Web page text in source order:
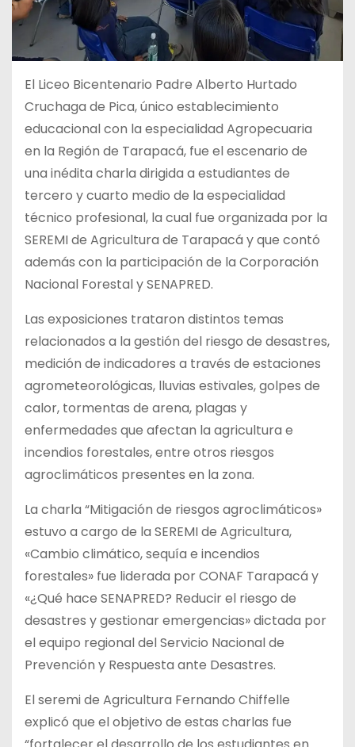
El Liceo Bicentenario Padre Alberto Hurtado
Cruchaga de Pica, único establecimiento
educacional con la especialidad Agropecuaria
en la Región de Tarapacá, fue el escenario de
una inédita charla dirigida a estudiantes de
tercero y cuarto medio de la especialidad
técnico profesional, la cual fue organizada por la
SEREMI de Agricultura de Tarapacá y que contó
además con la participación de la Corporación
Nacional Forestal y SENAPRED.
Las exposiciones trataron distintos temas
relacionados a la gestión del riesgo de desastres,
medición de indicadores a través de estaciones
agrometeorológicas, lluvias estivales, golpes de
calor, tormentas de arena, plagas y
enfermedades que afectan la agricultura e
incendios forestales, entre otros riesgos
agroclimáticos presentes en la zona.
La charla “Mitigación de riesgos agroclimáticos»
estuvo a cargo de la SEREMI de Agricultura,
«Cambio climático, sequía e incendios
forestales» fue liderada por CONAF Tarapacá y
«¿Qué hace SENAPRED? Reducir el riesgo de
desastres y gestionar emergencias» dictada por
el equipo regional del Servicio Nacional de
Prevención y Respuesta ante Desastres.
El seremi de Agricultura Fernando Chiffelle
explicó que el objetivo de estas charlas fue